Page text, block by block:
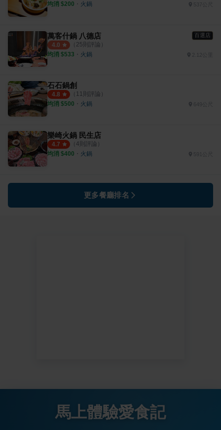
均消 $200 ・ 火鍋 537公尺
萬客什鍋 八德店 百選店
4.0 （ 25則評論）
均消 $533 ・ 火鍋
石石鍋創
4.8 （ 11則評論）
均消 $500 ・ 火鍋 649公尺
樂崎火鍋 民生店
4.7 （ 4則評論）
均消 $400 ・ 火鍋 591公尺
更多餐廳排名
馬上體驗愛食記